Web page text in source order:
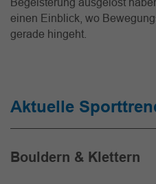
einen Einblick, wo
gerade hingeht.
Aktuelle
Bouldern & Klettern